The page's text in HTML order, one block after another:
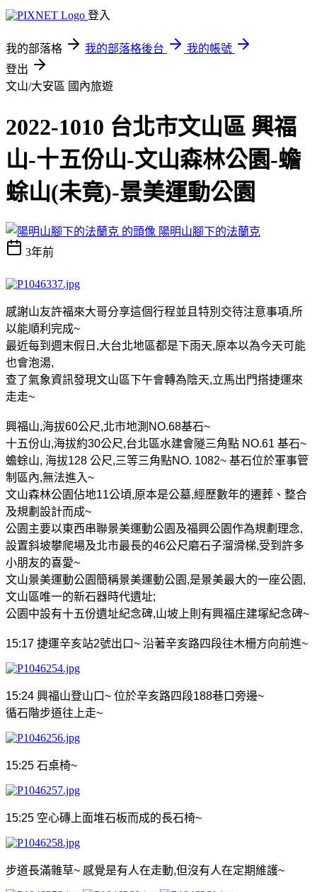
登入
我的部落格 我的部落格後台
我的帳號
登出
文山/大安區 國內旅遊
2022-1010 台北市文山區 興福
山-十五份山-文山森林公園-蟾
蜍山(未竟)-景美運動公園
陽明山腳下的法蘭克
3年前
感謝山友許福來大哥分享這個行程並且特別交待注意事項,所
以能順利完成~
最近每到週末假日 ,大台北地區都是下雨天,原本以為今天可能
也會泡湯,
查了氣象資訊發現文山區下午會轉為陰天,立馬出門搭捷運來
走走~
興福山,海拔60公尺,北市地測 NO.68基石~
十五份山,海拔約30公尺,台北區水建會隧三角點 NO.61 基石~
蟾蜍山, 海拔128 公尺,三等三角點NO. 1082~ 基石位於軍事管
制區內,無法進入~
文山森林公園佔地11公頃,原本是公墓,經歷數年的遷葬、整合
及規劃設計而成~
公園主要以東西串聯景美運動公園及福興公園作為規劃理念,
設置斜坡攀爬場及北市最長的46公尺磨石子溜滑梯,受到許多
小朋友的喜愛~
文山景美運動公園簡稱景美運動公園 ,是景美最大的一座公園 ,
文山區唯一的新石器時代遺址;
公園中設有十五份遺址紀念碑,山坡上則有興福庄建塚紀念碑~
15:17 捷運辛亥站2號出口~ 沿著辛亥路四段往木柵方向前進~
15:24 興福山登山口~ 位於辛亥路四段188巷口旁邊~
循石階步道往上走~
15:25 石桌椅~
15:25 空心磚上面堆石板而成的長石椅~
步道長滿雜草~ 感覺是有人在走動,但沒有人在定期維護~